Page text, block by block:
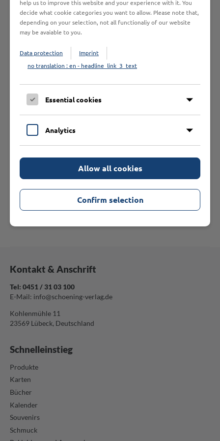
beliefern.
Das könnte Sie auch
interessieren
Laser Polymagnet Lübeck Polyresinmagnet Lübeck
Kontakt & Anschrift
Tel: 0451 / 31 03 100
E-Mail: info@schoening-verlag.de
Kohlenmühle 11
23569 Lübeck, Deutschland
Schnelleinstieg
Produkte
Karten
Bücher
Kalender
Souvenirs
Schmuck
help us to improve this website and your experience with it. You
decide what cookie categories you want to allow. Please note that,
depending on your selection, not all functionaliy of our website
may be avaiable to you.
Data protection
Imprint
no translation : en - headline_link_3_text
Essential cookies
Analytics
Allow all cookies
Confirm selection